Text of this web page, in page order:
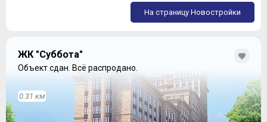
На страницу Новостройки
ЖК "Суббота"
Объект сдан. Всё распродано.
0.31 км